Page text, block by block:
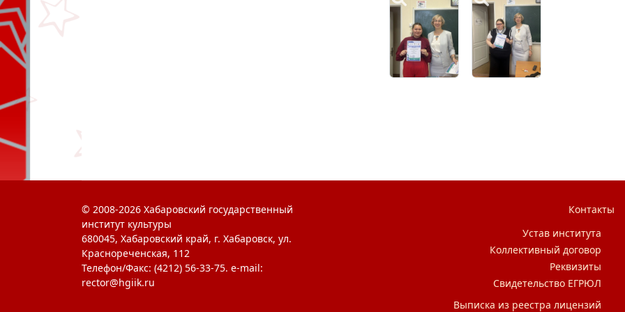
© 2008-2026 Хабаровский государственный
институт культуры
680045, Хабаровский край, г. Хабаровск, ул.
Краснореченская, 112
Телефон/Факс: (4212) 56-33-75. e-mail:
rector@hgiik.ru
Контакты
Устав института
Коллективный договор
Реквизиты
Свидетельство ЕГРЮЛ
Выписка из реестра лицензий